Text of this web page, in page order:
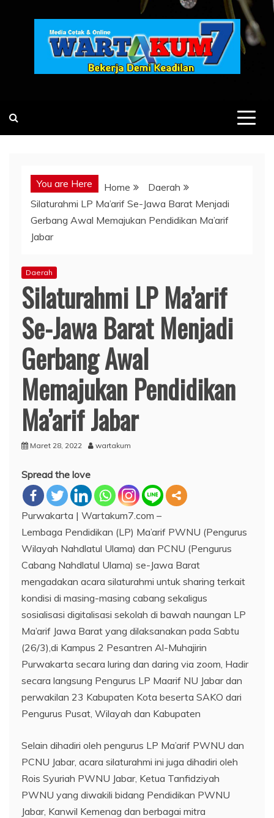
You are Here Home
Daerah
Silaturahmi LP Ma’arif Se-Jawa Barat Menjadi
Gerbang Awal Memajukan Pendidikan Ma’arif
Jabar
Daerah
Silaturahmi LP Ma’arif
Se-Jawa Barat Menjadi
Gerbang Awal
Memajukan Pendidikan
Ma’arif Jabar
Maret 28, 2022 wartakum
Spread the love
Purwakarta | Wartakum7.com –
Lembaga Pendidikan (LP) Ma’arif PWNU (Pengurus
Wilayah Nahdlatul Ulama) dan PCNU (Pengurus
Cabang Nahdlatul Ulama) se-Jawa Barat
mengadakan acara silaturahmi untuk sharing terkait
kondisi di masing-masing cabang sekaligus
sosialisasi digitalisasi sekolah di bawah naungan LP
Ma’arif Jawa Barat yang dilaksanakan pada Sabtu
(26/3),di Kampus 2 Pesantren Al-Muhajirin
Purwakarta secara luring dan daring via zoom, Hadir
secara langsung Pengurus LP Maarif NU Jabar dan
perwakilan 23 Kabupaten Kota beserta SAKO dari
Pengurus Pusat, Wilayah dan Kabupaten
Selain dihadiri oleh pengurus LP Ma’arif PWNU dan
PCNU Jabar, acara silaturahmi ini juga dihadiri oleh
Rois Syuriah PWNU Jabar, Ketua Tanfidziyah
PWNU yang diwakili bidang Pendidikan PWNU
Jabar, Kanwil Kemenag dan berbagai mitra